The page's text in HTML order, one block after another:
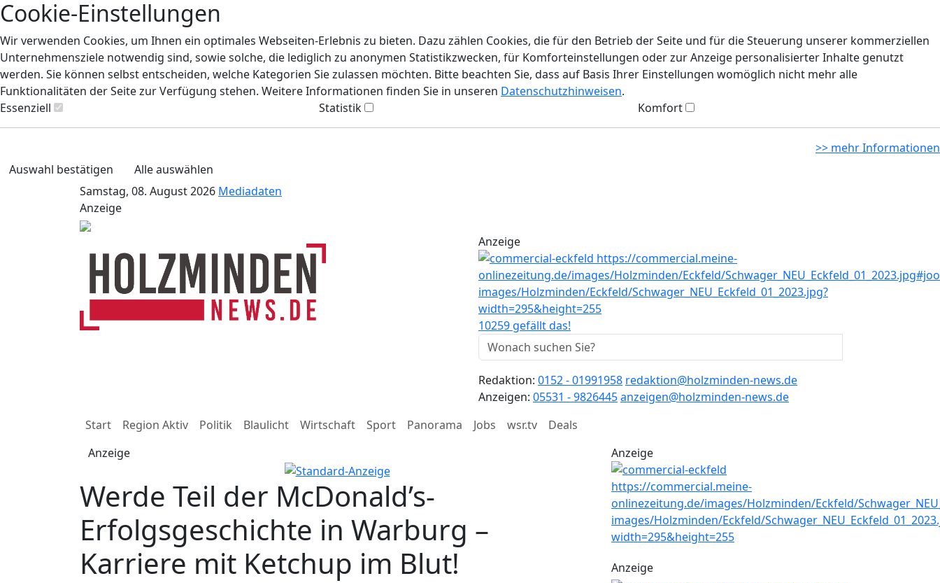
Cookie-Einstellungen
Wir verwenden Cookies, um Ihnen ein optimales Webseiten-Erlebnis zu bieten. Dazu zählen Cookies, die für den Betrieb der Seite und für die Steuerung unserer kommerziellen
Unternehmensziele notwendig sind, sowie solche, die lediglich zu anonymen Statistikzwecken, für Komforteinstellungen oder zur Anzeige personalisierter Inhalte genutzt
werden. Sie können selbst entscheiden, welche Kategorien Sie zulassen möchten. Bitte beachten Sie, dass auf Basis Ihrer Einstellungen womöglich nicht mehr alle
Funktionalitäten der Seite zur Verfügung stehen. Weitere Informationen finden Sie in unseren Datenschutzhinweisen.
Essenziell
Statistik Komfort
>> mehr Informationen
Auswahl bestätigen
Alle auswählen
Samstag, 08. August 2026 Mediadaten
Anzeige
Anzeige
10259 gefällt das!
Redaktion: 0152 - 01991958 redaktion@holzminden-news.de
Anzeigen: 05531 - 9826445anzeigen@holzminden-news.de
Start
Region Aktiv Politik Blaulicht Wirtschaft Sport Panorama Jobs wsr.tv
Deals
Anzeige
Werde Teil der McDonald’s-
Erfolgsgeschichte in Warburg –
Karriere mit Ketchup im Blut!
Anzeige
Anzeige